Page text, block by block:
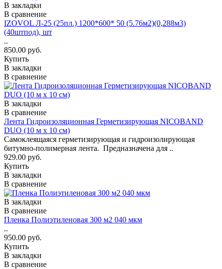
В закладки
В сравнение
IZOVOL Л-25 (25пл.) 1200*600* 50 (5.76м2)(0,288м3)
(40штпод), шт
..
850.00 руб.
Купить
В закладки
В сравнение
В закладки
В сравнение
Лента Гидроизоляционная Герметизирующая NICOBAND
DUO (10 м x 10 см)
Самоклеящаяся герметизирующая и гидроизолирующая
битумно-полимерная лента. Предназначена для ..
929.00 руб.
Купить
В закладки
В сравнение
В закладки
В сравнение
Пленка Полиэтиленовая 300 м2 040 мкм
..
950.00 руб.
Купить
В закладки
В сравнение